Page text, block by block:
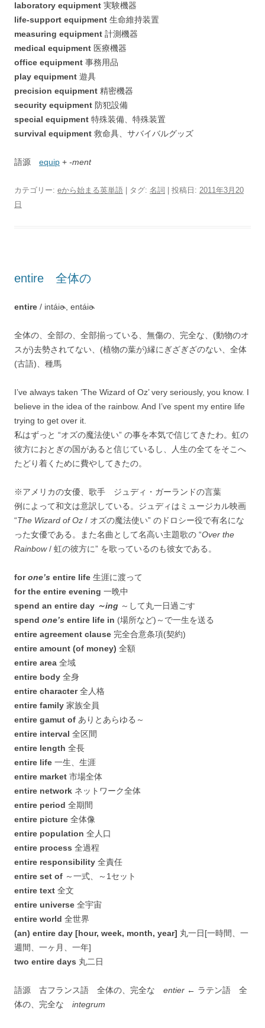
laboratory equipment 実験機器
life-support equipment 生命維持装置
measuring equipment 計測機器
medical equipment 医療機器
office equipment 事務用品
play equipment 遊具
precision equipment 精密機器
security equipment 防犯設備
special equipment 特殊装備、特殊装置
survival equipment 救命具、サバイバルグッズ
語源 equip + -ment
カテゴリー: eから始まる英単語 | タグ: 名詞 | 投稿日: 2011年3月20
日
entire 全体の
entire / intáiɚ, entáiɚ
全体の、全部の、全部揃っている、無傷の、完全な、(動物のオ
スが)去勢されてない、(植物の葉が)縁にぎざぎざのない、全体
(古語)、種馬
I’ve always taken ‘The Wizard of Oz’ very seriously, you know. I
believe in the idea of the rainbow. And I’ve spent my entire life
trying to get over it.
私はずっと “オズの魔法使い” の事を本気で信じてきたわ。虹の
彼方におとぎの国があると信じているし、人生の全てをそこへ
たどり着くために費やしてきたの。
※アメリカの女優、歌手 ジュディ・ガーランドの言葉
例によって和文は意訳している。ジュディはミュージカル映画
“The Wizard of Oz / オズの魔法使い” のドロシー役で有名にな
った女優である。また名曲として名高い主題歌の “Over the
Rainbow/ 虹の彼方に” を歌っているのも彼女である。
forone’s entire life 生涯に渡って
for the entire evening 一晩中
spend an entire day ～ing ～して丸一日過ごす
spend one’s entire life in (場所など)～で一生を送る
entire agreement clause 完全合意条項(契約)
entire amount (of money) 全額
entire area 全域
entire body 全身
entire character全人格
entire family 家族全員
entire gamut of ありとあらゆる～
entire interval 全区間
entire length 全長
entire life 一生、生涯
entire market 市場全体
entire network ネットワーク全体
entire period 全期間
entire picture 全体像
entire population 全人口
entire process 全過程
entire responsibility 全責任
entire set of ～一式、～1セット
entire text 全文
entire universe 全宇宙
entire world 全世界
(an) entire day [hour, week, month, year] 丸一日[一時間、一
週間、一ヶ月、一年]
two entire days 丸二日
語源 古フランス語 全体の、完全な entier ← ラテン語 全
体の、完全な integrum